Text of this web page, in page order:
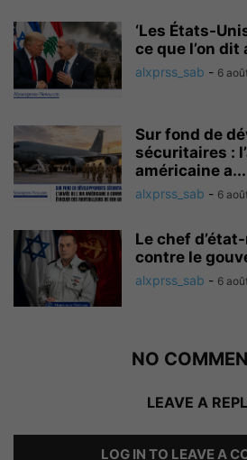
‘Les États-
ce que l’on dit
alxprss_sab - 6
Sur fond de
sécuritaires :
américaine a...
alxprss_sab - 6
Le chef
contre le
alxprss_sab - 6
NO
LEAVE A
LOG IN TO LEAVE A